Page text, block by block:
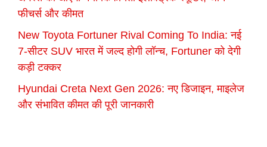
फीचर्स और कीमत
New Toyota Fortuner Rival Coming To India: नई
7-सीटर SUV भारत में जल्द होगी लॉन्च, Fortuner को देगी
कड़ी टक्कर
Hyundai Creta Next Gen 2026: नए डिजाइन, माइलेज
और संभावित कीमत की पूरी जानकारी